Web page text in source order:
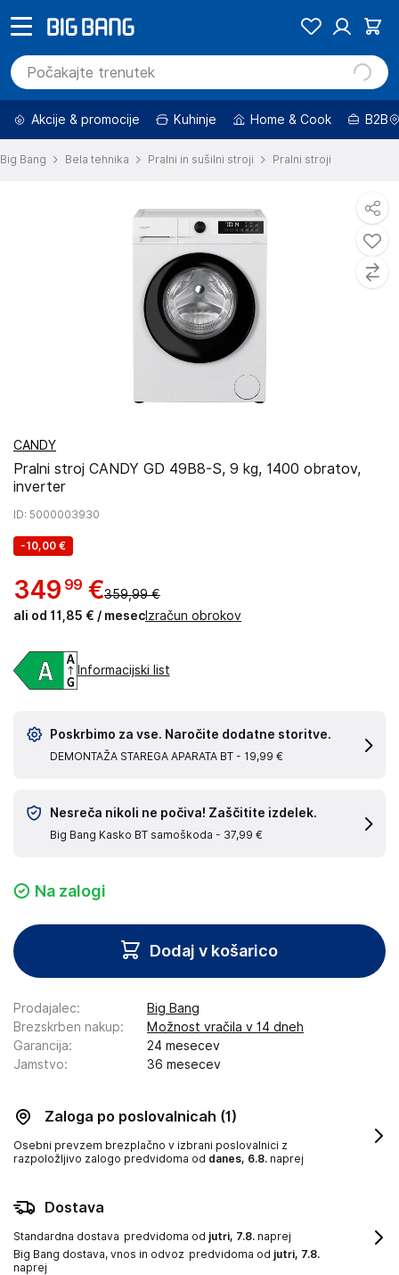
Akcije & promocije Kuhinje Home & Cook B2B
Big Bang Bela tehnika Pralni in sušilni stroji Pralni stroji
CANDY
Pralni stroj CANDY GD 49B8-S, 9 kg, 1400 obratov,
inverter
ID: 5000003930
-10,00 €
349 99 €359,99 €
ali od 11,85 € / mesec Izračun obrokov
Informacijski list
Poskrbimo za vse. Naročite dodatne storitve.
DEMONTAŽA STAREGA APARATA BT - 19,99 €
Nesreča nikoli ne počiva! Zaščitite izdelek.
Big Bang Kasko BT samoškoda - 37,99 €
Na zalogi
Dodaj v košarico
Prodajalec:
Big Bang
Brezskrben nakup:
Možnost vračila v 14 dneh
Garancija:
24 mesecev
Jamstvo: 36 mesecev
Zaloga po poslovalnicah (1)
Osebni prevzem brezplačno v izbrani poslovalnici z
razpoložljivo zalogo predvidoma od danes, 6.8. naprej
Dostava
Standardna dostava predvidoma od jutri, 7.8. naprej
Big Bang dostava, vnos in odvoz predvidoma od jutri, 7.8.
naprej